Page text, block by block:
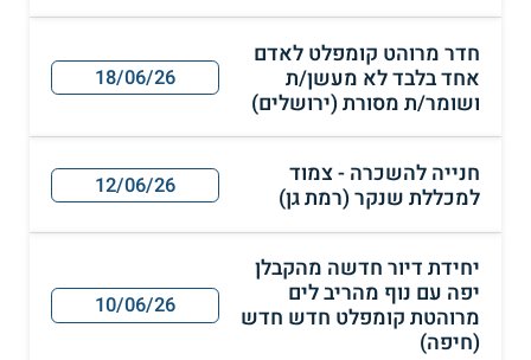
חדר מרוהט קומפלט לאדם
אחד בלבד לא מעשן/ת
ושומר/ת מסורת (ירושלים)
18/06/26
חנייה להשכרה - צמוד
למכללת שנקר (רמת גן)
12/06/26
יחידת דיור חדשה מהקבלן
יפה עם נוף מהריב לים
מרוהטת קומפלט חדש חדש
(חיפה)
10/06/26